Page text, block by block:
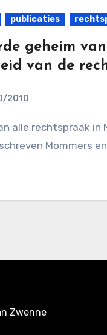
publicaties
geheim
van de
2010
Mommers
Zwenne